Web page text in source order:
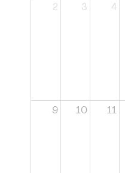
2 3 4
9 10 11